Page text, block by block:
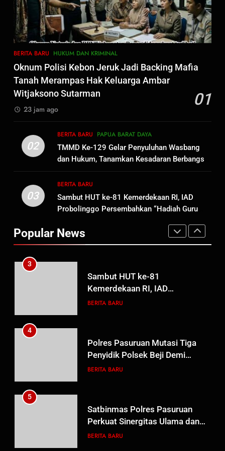
BERITA BARU HUKUM DAN KRIMINAL
Oknum Polisi Kebon Jeruk Jadi Backing Mafia
Tanah Merampas Hak Keluarga Ambar
Witjaksono Sutarman
01
23 jam ago
02
BERITA BARU PAPUA BARAT DAYA
TMMD Ke-129 Gelar Penyuluhan Wasbang
dan Hukum, Tanamkan Kesadaran Berbangsa
serta Taat Aturan di Kampung Sesor
03
BERITA BARU
Sambut HUT ke-81 Kemerdekaan RI, IAD
Probolinggo Persembahkan “Hadiah Guru
Guru Non-ASN sebagai Pahlawan Bangsa
Popular News
Dansatgas TMMD dan Ketua
Persit Hadirkan Kebahagiaan
bagi Mama-Mama dan Anak-
BERITA BARU PAPUA BARAT DAYA
1
Oknum Polisi Kebon Jeruk Jadi
Backing Mafia Tanah Merampas
Hak Keluarga Ambar Witjaksono
TMMD Ke-129 Gelar Penyuluhan
Wasbang dan Hukum,
Berbangsa serta Taat Aturan di
Kampung Sesor
BERITA BARU PAPUA BARAT DAYA
3
Sambut HUT ke-81
Probolinggo Persembahkan
“Hadiah Guru Mengabdi”: 100
Guru Non-ASN sebagai
Pahlawan Bangsa
4
Polres Pasuruan Mutasi Tiga
Penyidik Polsek Beji Demi
Efektivitas dan Kelancaran
BERITA BARU
5
Satbinmas Polres Pasuruan
Perkuat Sinergitas Ulama dan
Umara Melalui Program Rabu
BERITA BARU
6
Menjelang HUT ke-23,
Masyarakat Pribumi Palang
Tugu Sejarah Trikora
BERITA BARU